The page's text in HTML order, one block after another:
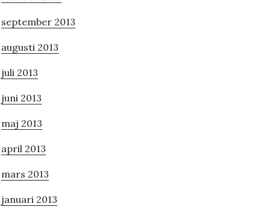
september 2013
augusti 2013
juli 2013
juni 2013
maj 2013
april 2013
mars 2013
januari 2013